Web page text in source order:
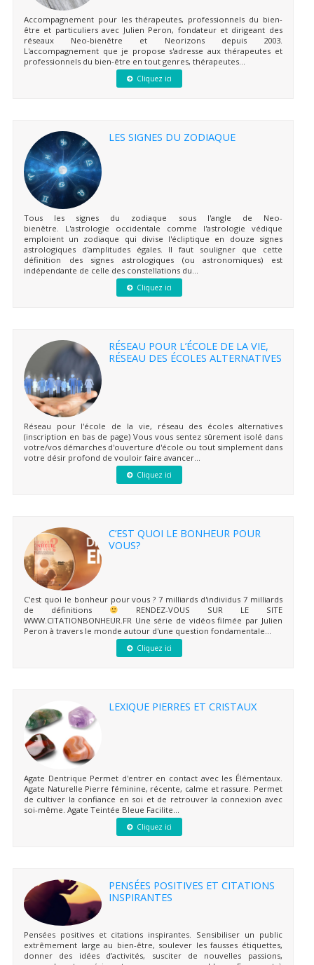
Accompagnement pour les thérapeutes, professionnels du bien-
être et particuliers avec Julien Peron, fondateur et dirigeant des
réseaux Neo-bienêtre et Neorizons depuis 2003.
L'accompagnement que je propose s'adresse aux thérapeutes et
professionnels du bien-être en tout genres, thérapeutes...
Cliquez ici
LES SIGNES DU ZODIAQUE
Tous les signes du zodiaque sous l'angle de Neo-
bienêtre. L'astrologie occidentale comme l'astrologie védique
emploient un zodiaque qui divise l'écliptique en douze signes
astrologiques d'amplitudes égales. Il faut souligner que cette
définition des signes astrologiques (ou astronomiques) est
indépendante de celle des constellations du...
Cliquez ici
RÉSEAU POUR L’ÉCOLE DE LA VIE,
RÉSEAU DES ÉCOLES ALTERNATIVES
Réseau pour l'école de la vie, réseau des écoles alternatives
(inscription en bas de page) Vous vous sentez sûrement isolé dans
votre/vos démarches d'ouverture d'école ou tout simplement dans
votre désir profond de vouloir faire avancer...
Cliquez ici
C’EST QUOI LE BONHEUR POUR
VOUS?
C'est quoi le bonheur pour vous ? 7 milliards d'individus 7 milliards
de définitions
RENDEZ-VOUS SUR LE SITE
WWW.CITATIONBONHEUR.FR Une série de vidéos filmée par Julien
Peron à travers le monde autour d'une question fondamentale...
Cliquez ici
LEXIQUE PIERRES ET CRISTAUX
Agate Dentrique Permet d'entrer en contact avec les Élémentaux.
Agate Naturelle Pierre féminine, récente, calme et rassure. Permet
de cultiver la confiance en soi et de retrouver la connexion avec
soi-même. Agate Teintée Bleue Facilite...
Cliquez ici
PENSÉES POSITIVES ET CITATIONS
INSPIRANTES
Pensées positives et citations inspirantes. Sensibiliser un public
extrêmement large au bien-être, soulever les fausses étiquettes,
donner des idées d’activités, susciter de nouvelles passions,